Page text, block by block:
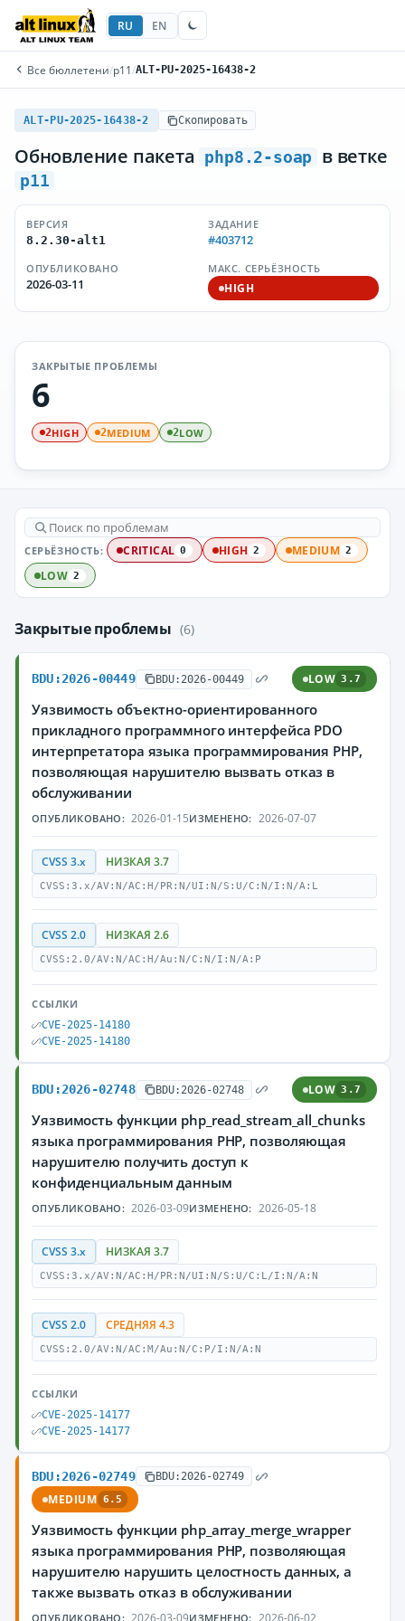
RU EN
Все бюллетени/p11 /ALT-PU-2025-16438-2
ALT-PU-2025-16438-2 Скопировать
Обновление пакета php8.2-soap в ветке
p11
ВЕРСИЯ
8.2.30-alt1
ЗАДАНИЕ
#403712
ОПУБЛИКОВАНО
2026-03-11
МАКС. СЕРЬЁЗНОСТЬ
HIGH
ЗАКРЫТЫЕ ПРОБЛЕМЫ
6
2HIGH 2MEDIUM 2LOW
СЕРЬЁЗНОСТЬ: CRITICAL 0 HIGH 2 MEDIUM 2
LOW 2
Закрытые проблемы (6)
BDU:2026-00449 BDU:2026-00449 LOW 3.7
Уязвимость объектно-ориентированного
прикладного программного интерфейса PDO
интерпретатора языка программирования PHP,
позволяющая нарушителю вызвать отказ в
обслуживании
ОПУБЛИКОВАНО: 2026-01-15ИЗМЕНЕНО: 2026-07-07
CVSS 3.x НИЗКАЯ 3.7
CVSS:3.x/AV:N/AC:H/PR:N/UI:N/S:U/C:N/I:N/A:L
CVSS 2.0 НИЗКАЯ 2.6
CVSS:2.0/AV:N/AC:H/Au:N/C:N/I:N/A:P
ССЫЛКИ
CVE-2025-14180
CVE-2025-14180
BDU:2026-02748 BDU:2026-02748 LOW 3.7
Уязвимость функции php_read_stream_all_chunks
языка программирования PHP, позволяющая
нарушителю получить доступ к
конфиденциальным данным
ОПУБЛИКОВАНО: 2026-03-09ИЗМЕНЕНО: 2026-05-18
CVSS 3.x НИЗКАЯ 3.7
CVSS:3.x/AV:N/AC:H/PR:N/UI:N/S:U/C:L/I:N/A:N
CVSS 2.0 СРЕДНЯЯ 4.3
CVSS:2.0/AV:N/AC:M/Au:N/C:P/I:N/A:N
ССЫЛКИ
CVE-2025-14177
CVE-2025-14177
BDU:2026-02749 BDU:2026-02749
MEDIUM 6.5
Уязвимость функции php_array_merge_wrapper
языка программирования PHP, позволяющая
нарушителю нарушить целостность данных, а
также вызвать отказ в обслуживании
ОПУБЛИКОВАНО: 2026-03-09ИЗМЕНЕНО: 2026-06-02